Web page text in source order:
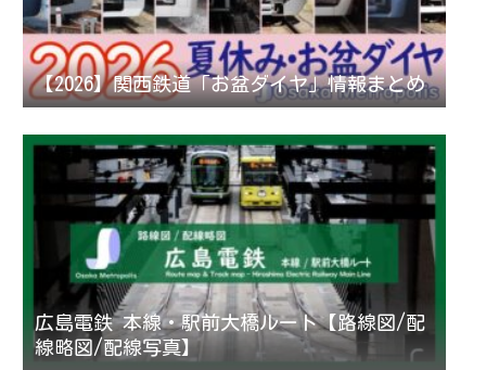
【2026】関西鉄道「お盆ダイヤ」情報まとめ
広島電鉄 本線・駅前大橋ルート【路線図/配
線略図/配線写真】